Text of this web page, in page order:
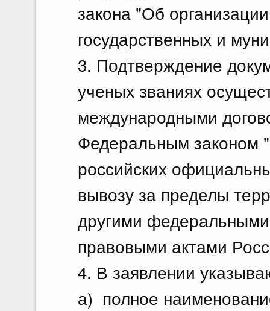
закона "Об
государственных и
3. Подтверждение
ученых званиях
международными
Федеральным законом
российских
вывозу за пределы
другими
правовыми актами
4. В заявлении
а) полное